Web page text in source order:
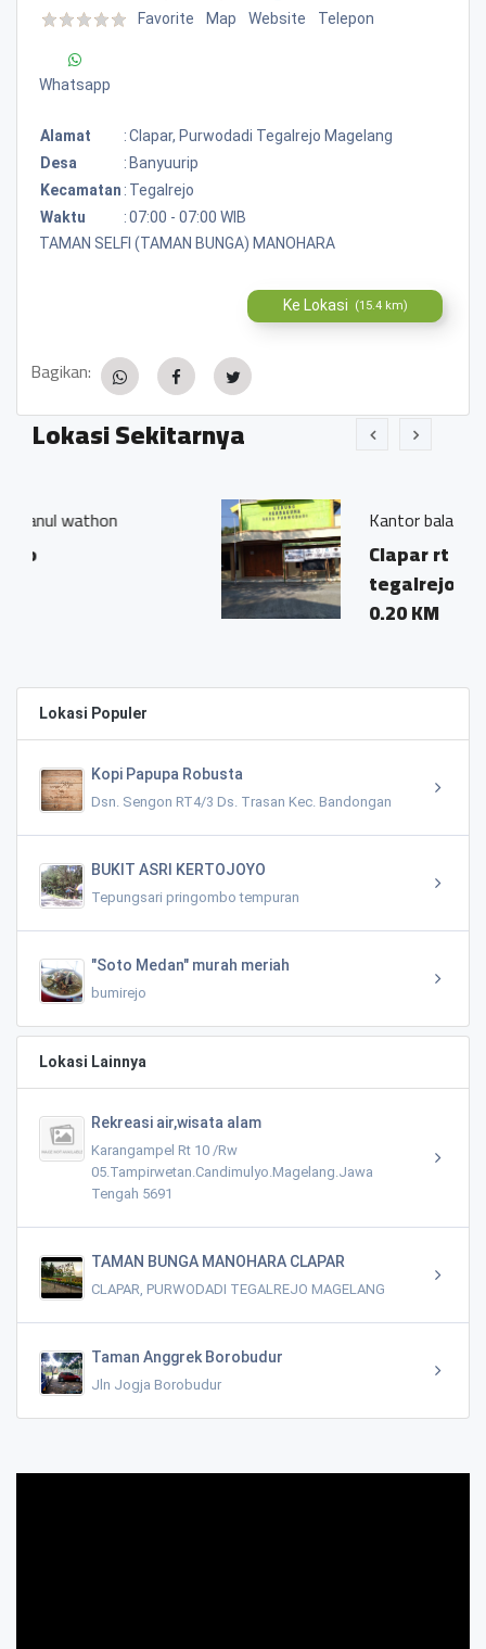
Favorite Map Website Telepon
Whatsapp
Alamat :Clapar, Purwodadi Tegalrejo Magelang
Desa
: Banyuurip
Kecamatan : Tegalrejo
Waktu
:07:00 - 07:00 WIB
TAMAN SELFI (TAMAN BUNGA) MANOHARA
Ke Lokasi (15.4 km)
Bagikan:
Lokasi Sekitarnya
Kantor balai desa purwodadi
Clapar rt 8 rw 5 purwodadi
tegalrejo magelang
0.20 KM
Lokasi Populer
Kopi Papupa Robusta
Dsn. Sengon RT4/3 Ds. Trasan Kec. Bandongan
BUKIT ASRI KERTOJOYO
Tepungsari pringombo tempuran
"Soto Medan" murah meriah
bumirejo
Lokasi Lainnya
Rekreasi air,wisata alam
Karangampel Rt 10 /Rw
05.Tampirwetan.Candimulyo.Magelang.Jawa
Tengah 5691
TAMAN BUNGA MANOHARA CLAPAR
CLAPAR, PURWODADI TEGALREJO MAGELANG
Taman Anggrek Borobudur
Jln Jogja Borobudur